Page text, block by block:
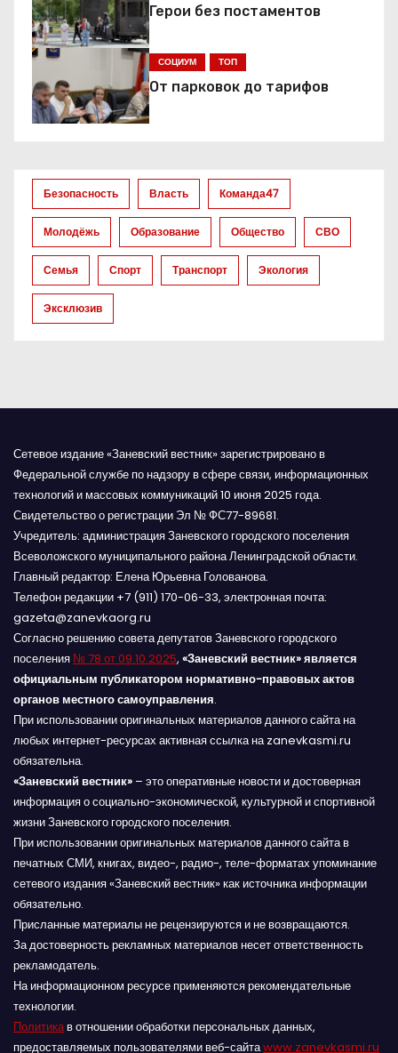
я
п
о
з
п
и
с
я
Герои без постаментов
СОЦИУМ ТОП
От парковок до тарифов
Безопасность Власть Команда47
Молодёжь Образование Общество СВО
Семья Спорт Транспорт Экология
Эксклюзив
Сетевое издание «Заневский вестник» зарегистрировано в
Федеральной службе по надзору в сфере связи, информационных
технологий и массовых коммуникаций 10 июня 2025 года.
Свидетельство о регистрации Эл № ФС77-89681.
Учредитель: администрация Заневского городского поселения
Всеволожского муниципального района Ленинградской области.
Главный редактор: Елена Юрьевна Голованова.
Телефон редакции +7 (911) 170-06-33, электронная почта:
gazeta@zanevkaorg.ru
Согласно решению совета депутатов Заневского городского
поселения № 78 от 09.10.2025, «Заневский вестник» является
официальным публикатором нормативно-правовых актов
органов местного самоуправления.
При использовании оригинальных материалов данного сайта на
любых интернет-ресурсах активная ссылка на zanevkasmi.ru
обязательна.
«Заневский вестник» – это оперативные новости и достоверная
информация о социально-экономической, культурной и спортивной
жизни Заневского городского поселения.
При использовании оригинальных материалов данного сайта в
печатных СМИ, книгах, видео-, радио-, теле-форматах упоминание
сетевого издания «Заневский вестник» как источника информации
обязательно.
Присланные материалы не рецензируются и не возвращаются.
За достоверность рекламных материалов несет ответственность
рекламодатель.
На информационном ресурсе применяются рекомендательные
технологии.
Политикав отношении обработки персональных данных,
предоставляемых пользователями веб-сайтаwww.zanevkasmi.ru